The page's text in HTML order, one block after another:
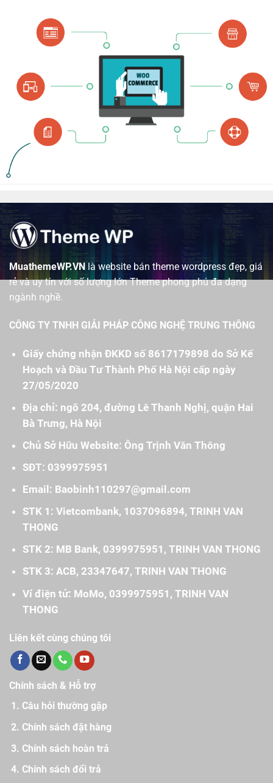
MuathemeWP.VNlà website bán theme wordpress đẹp, giá
rẻ và uy tín với số lượng lớn Theme phong phú đa dạng
ngành nghề.
CÔNG TY TNHH GIẢI PHÁP CÔNG NGHỆ TRUNG THÔNG
Giấy chứng nhận ĐKKD số 8617179898 do Sở Kế
Hoạch và Đầu Tư Thành Phố Hà Nội cấp ngày
27/05/2020
Địa chỉ: ngõ 204, đường Lê Thanh Nghị, quận Hai
Bà Trưng, Hà Nội
Chủ Sở Hữu Website: Ông Trịnh Văn Thông
SĐT: 0399975951
Email: Baobinh110297@gmail.com
STK 1: Vietcombank, 1037096894, TRINH VAN
THONG
STK 2: MB Bank, 0399975951, TRINH VAN THONG
STK 3: ACB, 23347647, TRINH VAN THONG
Ví điện tử: MoMo, 0399975951, TRINH VAN
THONG
Liên kết cùng chúng tôi
Chính sách & Hỗ trợ
Câu hỏi thường gặp
Chính sách đặt hàng
Chính sách hoàn trả
Chính sách đổi trả